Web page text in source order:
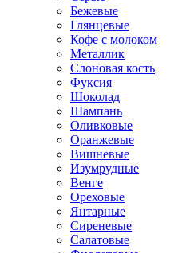
Бежевые
Глянцевые
Кофе с молоком
Металлик
Слоновая кость
Фуксия
Шоколад
Шампань
Оливковые
Оранжевые
Вишневые
Изумрудные
Венге
Ореховые
Янтарные
Сиреневые
Салатовые